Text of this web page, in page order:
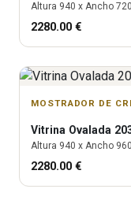
Altura 940 x Ancho 720
2280.00 €
MOSTRADOR DE
Vitrina Ovalada
Altura 940 x Ancho 960
2280.00 €